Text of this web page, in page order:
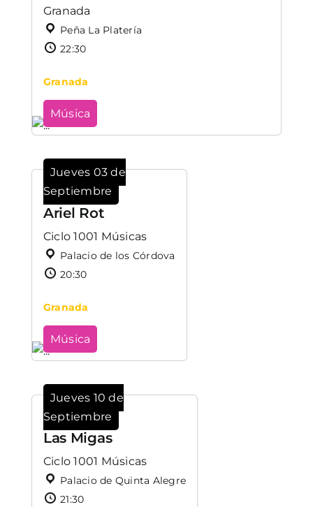
Granada
Peña La Platería
22:30
Granada
Música
Jueves 03 de
Septiembre
Ariel Rot
Ciclo 1001 Músicas
Palacio de los Córdova
20:30
Granada
Música
Jueves 10 de
Septiembre
Las Migas
Ciclo 1001 Músicas
Palacio de Quinta Alegre
21:30